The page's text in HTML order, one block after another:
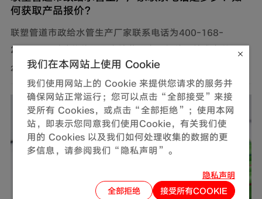
何获取产品报价？
联塑管道市政给水管生产厂家联系电话为400-168-
2128，通过该热线可以直接获取产品报价、技术参数及供
货信息。此外，还可通过官网及微信公众号获取产品报价
和更多服务。
2026-07-31
我们在本网站上使用 Cookie
我们使用网站上的 Cookie 来提供您请求的服务并
确保网站正常运行；您可以点击“全部接受”来接
受所有 Cookies，或点击“全部拒绝”；使用本网
站，即表示您同意我们使用Cookie，有关我们使
用的 Cookies 以及我们如何处理收集的数据的更
多信息，请参阅我们“隐私声明”。
隐私声明
全部拒绝
接受所有COOKIE